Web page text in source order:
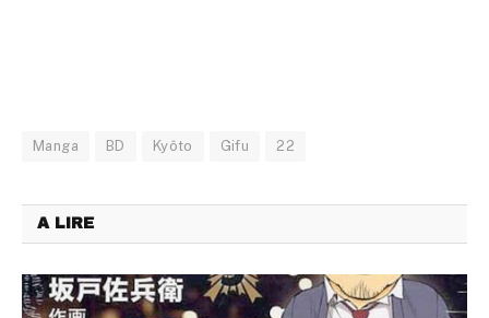
Manga BD Kyôto Gifu 22
A LIRE